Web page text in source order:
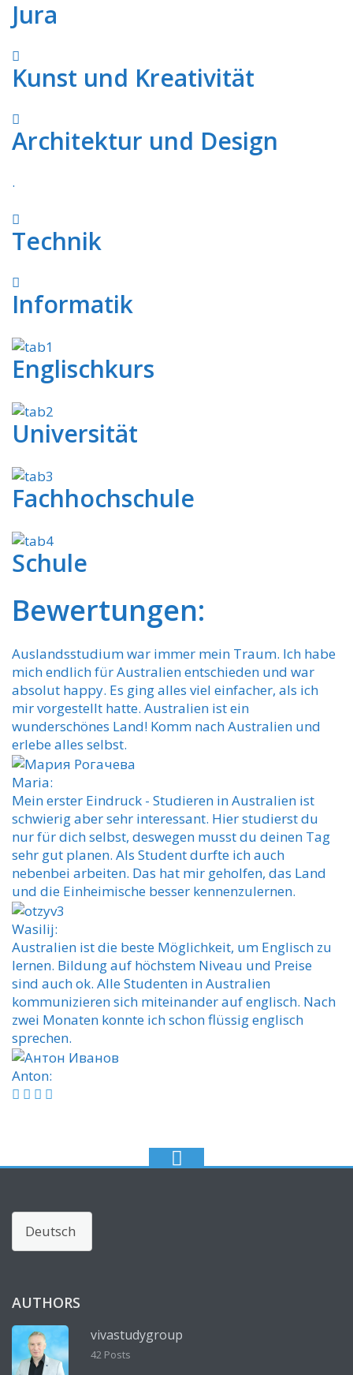
Jura
Kunst und Kreativität
Architektur und Design
.
Technik
Informatik
Englischkurs
Universität
Fachhochschule
Schule
Bewertungen:
Auslandsstudium war immer mein Traum. Ich habe
mich endlich für Australien entschieden und war
absolut happy. Es ging alles viel einfacher, als ich
mir vorgestellt hatte. Australien ist ein
wunderschönes Land! Komm nach Australien und
erlebe alles selbst.
Maria:
Mein erster Eindruck - Studieren in Australien ist
schwierig aber sehr interessant. Hier studierst du
nur für dich selbst, deswegen musst du deinen Tag
sehr gut planen. Als Student durfte ich auch
nebenbei arbeiten. Das hat mir geholfen, das Land
und die Einheimische besser kennenzulernen.
Wasilij:
Australien ist die beste Möglichkeit, um Englisch zu
lernen. Bildung auf höchstem Niveau und Preise
sind auch ok. Alle Studenten in Australien
kommunizieren sich miteinander auf englisch. Nach
zwei Monaten konnte ich schon flüssig englisch
sprechen.
Anton:
Sprache
auswählen
AUTHORS
vivastudygroup
42 Posts